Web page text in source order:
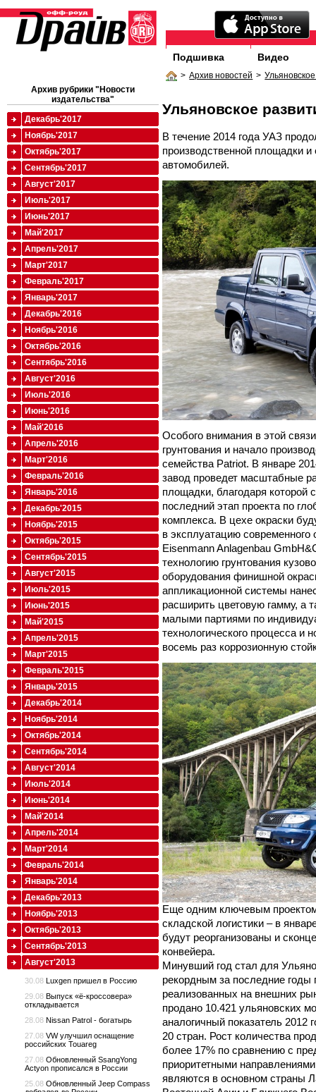
Подшивка Видео
> Архив новостей >
Ульяновское
В течение 2014 года УАЗ
производственной площадки
автомобилей.
Особого внимания в этой
грунтования и начало
семейства Patriot. В январе
завод проведет масштабные
площадки, благодаря которой
последний этап проекта по
комплекса. В цехе окраски
в эксплуатацию
Eisenmann Anlagenbau
технологию грунтования
оборудования финишной
аппликационной системы
расширить цветовую гамму, а
малыми партиями по
технологического процесса и
восемь раз коррозионную
Еще одним ключевым
складской логистики – в
будут реорганизованы и
конвейера.
Минувший год стал для
рекордным за последние годы
реализованных на внешних
продано 10.421 ульяновских
аналогичный показатель
20 стран. Рост количества
более 17% по сравнению с
приоритетными
являются в основном страны
Архив рубрики "Новости
издательства"
Декабрь'2017
Ноябрь'2017
Октябрь'2017
Сентябрь'2017
Август'2017
Июль'2017
Июнь'2017
Май'2017
Апрель'2017
Март'2017
Февраль'2017
Январь'2017
Декабрь'2016
Ноябрь'2016
Октябрь'2016
Сентябрь'2016
Август'2016
Июль'2016
Июнь'2016
Май'2016
Апрель'2016
Март'2016
Февраль'2016
Январь'2016
Декабрь'2015
Ноябрь'2015
Октябрь'2015
Сентябрь'2015
Август'2015
Июль'2015
Июнь'2015
Май'2015
Апрель'2015
Март'2015
Февраль'2015
Январь'2015
Декабрь'2014
Ноябрь'2014
Октябрь'2014
Сентябрь'2014
Август'2014
Июль'2014
Июнь'2014
Май'2014
Апрель'2014
Март'2014
Февраль'2014
Январь'2014
Декабрь'2013
Ноябрь'2013
Октябрь'2013
Сентябрь'2013
Август'2013
30.08 Luxgen пришел в Россию
29.08 Выпуск «ё-кроссовера»
откладывается
28.08 Nissan Patrol - богатырь
27.08 VW улучшил оснащение
российских Touareg
27.08 Обновленный SsangYong
Actyon прописался в России
25.08 Обновленный Jeep Compass